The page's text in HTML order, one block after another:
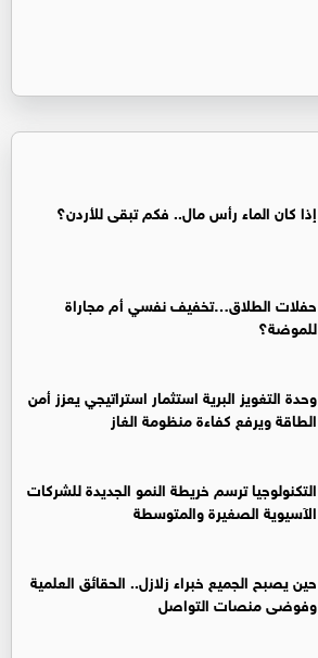
إذا كان الماء رأس مال.. فكم تبقى للأردن؟
حفلات الطلاق…تخفيف نفسي أم مجاراة
للموضة؟
وحدة التغويز البرية استثمار استراتيجي يعزز أمن
الطاقة ويرفع كفاءة منظومة الغاز
التكنولوجيا ترسم خريطة النمو الجديدة للشركات
الآسيوية الصغيرة والمتوسطة
حين يصبح الجميع خبراء زلازل.. الحقائق العلمية
وفوضى منصات التواصل